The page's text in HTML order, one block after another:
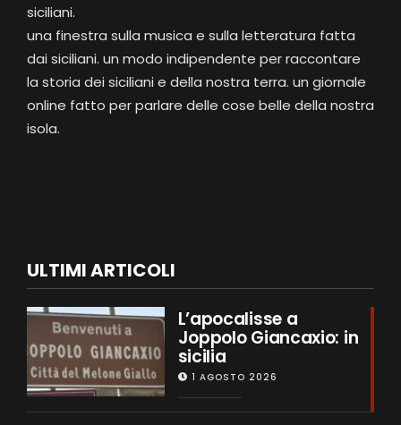
siciliani.
una finestra sulla musica e sulla letteratura fatta
dai siciliani. un modo indipendente per raccontare
la storia dei siciliani e della nostra terra. un giornale
online fatto per parlare delle cose belle della nostra
isola.
ULTIMI ARTICOLI
L’apocalisse a
Joppolo Giancaxio: in
sicilia
1 AGOSTO 2026